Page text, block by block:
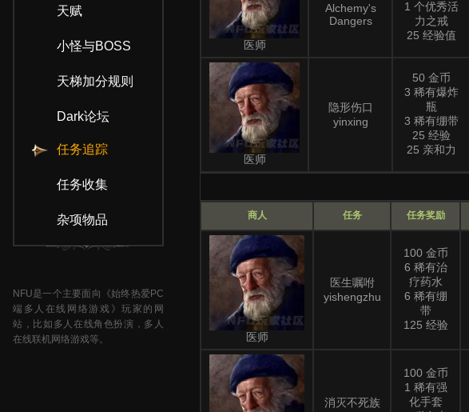
天赋
小怪与BOSS
天梯加分规则
Dark论坛
任务追踪
任务收集
杂项物品
NFU是一个主要面向《始终热爱PC
端多人在线网络游戏》玩家的网
站，比如多人在线角色扮演，多人
在线联机网络游戏等。
医师
Alchemy's
Dangers
1 个优秀活
力之戒
25 经验值
医师
隐形伤口
yinxing
50 金币
3 稀有爆炸
瓶
3 稀有绷带
25 经验
25 亲和力
商人 任务 任务奖励
医师
医生嘱咐
yishengzhu
100 金币
6 稀有治
疗药水
6 稀有绷
带
125 经验
消灭不死族
100 金币
1 稀有强
化手套